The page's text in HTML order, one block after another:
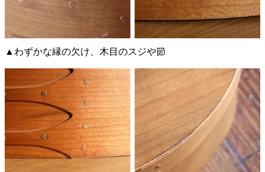
▲わずかな縁の欠け、木目のスジや節